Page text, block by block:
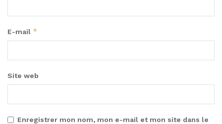
E-mail *
Site web
Enregistrer mon nom, mon e-mail et mon site dans le